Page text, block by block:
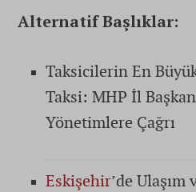
Alternatif Başlıklar:
Taksicilerin En
Taksi: MHP İl
Yönetimlere Çağrı
Eskişehir’de